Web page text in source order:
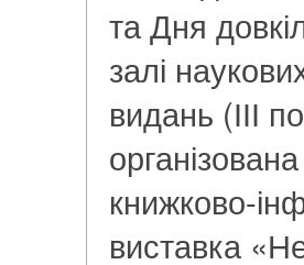
та Дня
залі
видань (ІІІ
книжково-
виставка